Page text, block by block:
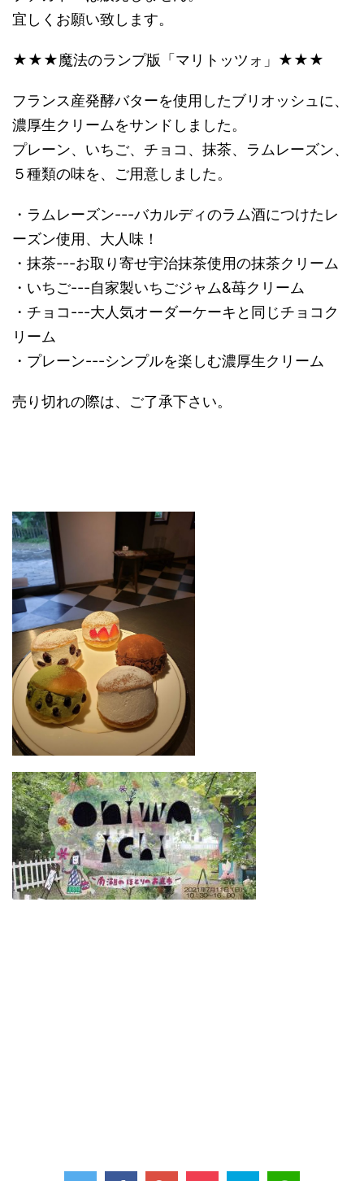
宜しくお願い致します。
★★★魔法のランプ版「マリトッツォ」★★★
フランス産発酵バターを使用したブリオッシュに、
濃厚生クリームをサンドしました。
プレーン、いちご、チョコ、抹茶、ラムレーズン、
５種類の味を、ご用意しました。
・ラムレーズン---バカルディのラム酒につけたレ
ーズン使用、大人味！
・抹茶---お取り寄せ宇治抹茶使用の抹茶クリーム
・いちご---自家製いちごジャム&苺クリーム
・チョコ---大人気オーダーケーキと同じチョコク
リーム
・プレーン---シンプルを楽しむ濃厚生クリーム
売り切れの際は、ご了承下さい。